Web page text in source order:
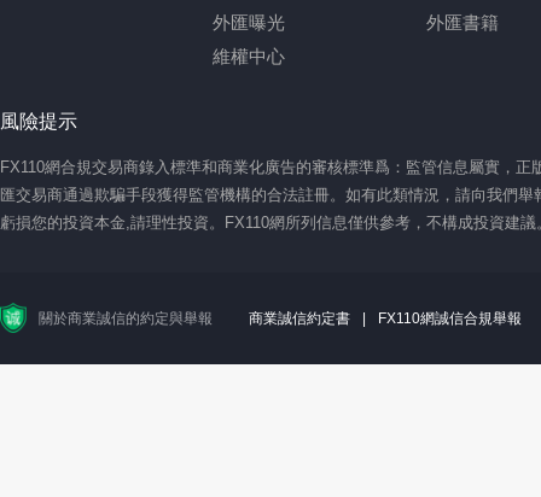
外匯曝光
維權中心
外匯書籍
風險提示
FX110網合規交易商錄入標準和商業化廣告的審核標準爲：監管信息屬實，
匯交易商通過欺騙手段獲得監管機構的合法註冊。如有此類情況，請向我們
虧損您的投資本金,請理性投資。FX110網所列信息僅供參考，不構成投資建
關於商業誠信的約定與舉報 商業誠信約定書 FX110網誠信合規舉報